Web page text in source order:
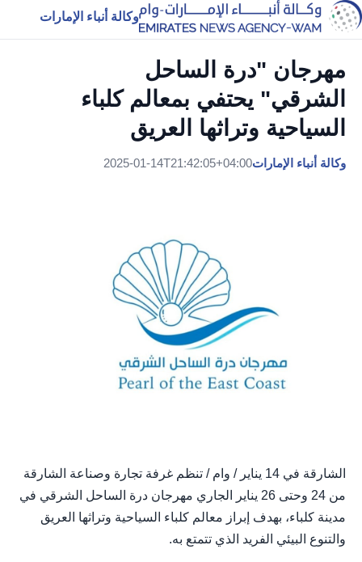
وكالة أنباء الإمارات
مهرجان "درة الساحل
الشرقي" يحتفي بمعالم كلباء
السياحية وتراثها العريق
وكالة أنباء الإمارات2025-01-14T21:42:05+04:00
الشارقة في 14 يناير / وام / تنظم غرفة تجارة وصناعة الشارقة
من 24 وحتى 26 يناير الجاري مهرجان درة الساحل الشرقي في
مدينة كلباء، بهدف إبراز معالم كلباء السياحية وتراثها العريق
والتنوع البيئي الفريد الذي تتمتع به.